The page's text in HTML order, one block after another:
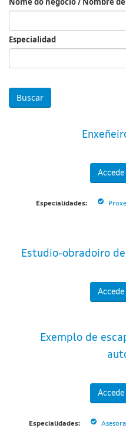
Especialidad
Especialidades:
Estudio-obradoiro
Exemplo de
Especialidades: